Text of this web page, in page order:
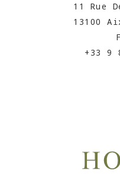
11 Rue
13100
+33 9